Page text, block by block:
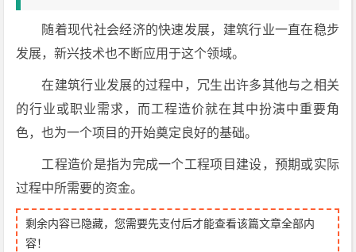
随着现代社会经济的快速发展，建筑行业一直在稳步
发展，新兴技术也不断应用于这个领域。
在建筑行业发展的过程中，冗生出许多其他与之相关
的行业或职业需求，而工程造价就在其中扮演中重要角
色，也为一个项目的开始奠定良好的基础。
工程造价是指为完成一个工程项目建设，预期或实际
过程中所需要的资金。
剩余内容已隐藏，您需要先支付后才能查看该篇文章全部内
容！